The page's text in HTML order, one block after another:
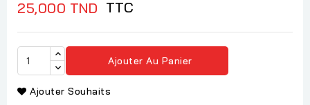
25,000 TND TTC
Ajouter Au Panier
Ajouter Souhaits